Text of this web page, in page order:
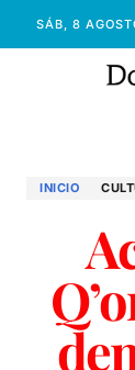
SÁB, 8
INICIO